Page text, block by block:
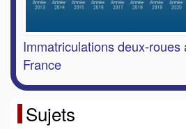
Immatriculations deux-roues
France
Sujets